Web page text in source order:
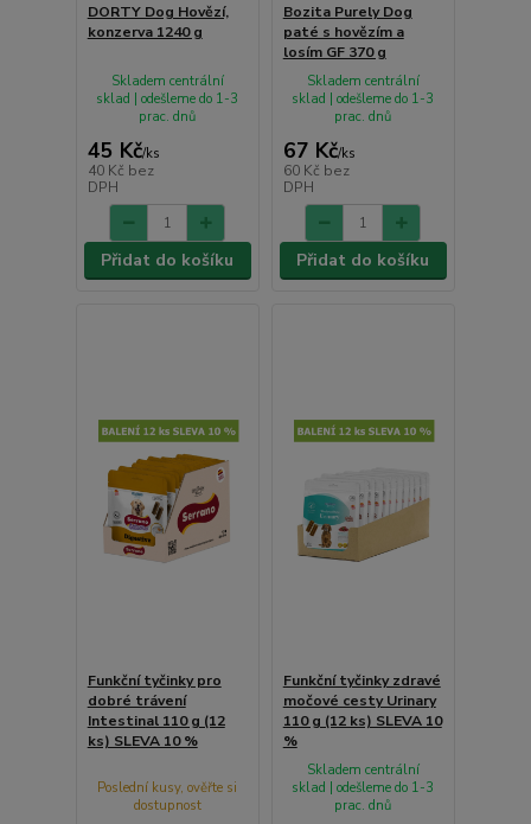
DORTY Dog Hovězí,
konzerva 1240 g
45 Kč/ks
40 Kč bez
DPH
Skladem centrální
sklad | odešleme do 1-3
prac. dnů
Přidat do košíku
Bozita Purely Dog
paté s hovězím a
losím GF 370 g
67 Kč/ks
60 Kč bez
DPH
Skladem centrální
sklad | odešleme do 1-3
prac. dnů
Přidat do košíku
Funkční tyčinky pro
dobré trávení
Intestinal 110 g (12
ks) SLEVA 10 %
Poslední kusy, ověřte si
dostupnost
Funkční tyčinky zdravé
močové cesty Urinary
110 g (12 ks) SLEVA 10
%
Skladem centrální
sklad | odešleme do 1-3
prac. dnů